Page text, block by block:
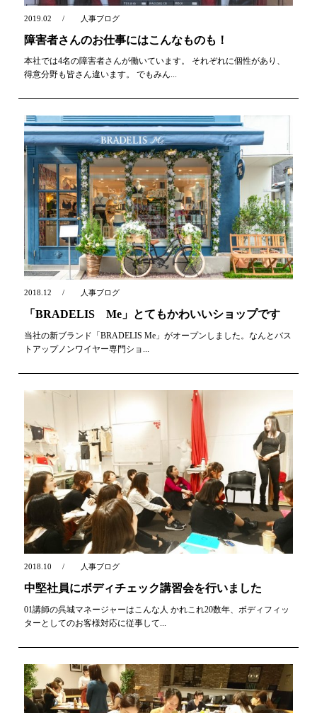
2019.02 人事ブログ
障害者さんのお仕事にはこんなものも！
本社では4名の障害者さんが働いています。 それぞれに個性があり、
得意分野も皆さん違います。 でもみん...
2018.12 人事ブログ
「BRADELIS Me」とてもかわいいショップです
当社の新ブランド「BRADELIS Me」がオープンしました。なんとバス
トアップノンワイヤー専門ショ...
2018.10 人事ブログ
中堅社員にボディチェック講習会を行いました
01講師の呉城マネージャーはこんな人 かれこれ20数年、ボディフィッ
ターとしてのお客様対応に従事して...